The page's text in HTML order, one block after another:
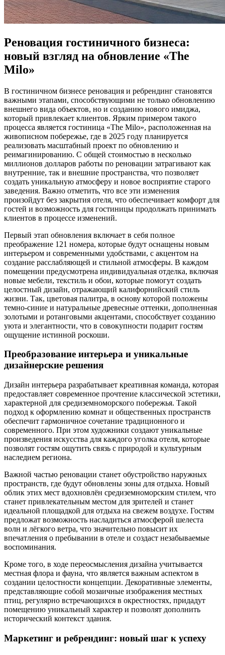
Реновация гостиничного бизнеса:
новый взгляд на обновление «The
Milo»
В гостиничном бизнесе реновация и ребрендинг становятся
важными этапами, способствующими не только обновлению
внешнего вида объектов, но и созданию нового имиджа,
который привлекает клиентов. Ярким примером такого
процесса является гостиница «The Milo», расположенная на
живописном побережье, где в 2025 году планируется
реализовать масштабный проект по обновлению и
реимагинированию. С общей стоимостью в несколько
миллионов долларов работы по реновации затрагивают как
внутренние, так и внешние пространства, что позволяет
создать уникальную атмосферу и новое восприятие старого
заведения. Важно отметить, что все эти изменения
произойдут без закрытия отеля, что обеспечивает комфорт для
гостей и возможность для гостиницы продолжать принимать
клиентов в процессе изменений.
Первый этап обновления включает в себя полное
преображение 121 номера, которые будут оснащены новым
интерьером и современными удобствами, с акцентом на
создание расслабляющей и стильной атмосферы. В каждом
помещении предусмотрена индивидуальная отделка, включая
новые мебели, текстиль и обои, которые помогут создать
целостный дизайн, отражающий калифорнийский стиль
жизни. Так, цветовая палитра, в основу которой положены
темно-синие и натуральные древесные оттенки, дополненная
золотыми и ротанговыми акцентами, способствует созданию
уюта и элегантности, что в совокупности подарит гостям
ощущение истинной роскоши.
Преобразование интерьера и уникальные
дизайнерские решения
Дизайн интерьера разрабатывает креативная команда, которая
предоставляет современное прочтение классической эстетики,
характерной для средиземноморского побережья. Такой
подход к оформлению комнат и общественных пространств
обеспечит гармоничное сочетание традиционного и
современного. При этом художники создают уникальные
произведения искусства для каждого уголка отеля, которые
позволят гостям ощутить связь с природой и культурным
наследием региона.
Важной частью реновации станет обустройство наружных
пространств, где будут обновлены зоны для отдыха. Новый
облик этих мест вдохновлён средиземноморским стилем, что
станет привлекательным местом для зрителей и станет
идеальной площадкой для отдыха на свежем воздухе. Гостям
предложат возможность насладиться атмосферой шелеста
волн и лёгкого ветра, что значительно повысит их
впечатления о пребывании в отеле и создаст незабываемые
воспоминания.
Кроме того, в ходе переосмысления дизайна учитывается
местная флора и фауна, что является важным аспектом в
создании целостности концепции. Декоративные элементы,
представляющие собой мозаичные изображения местных
птиц, регулярно встречающихся в окрестностях, придадут
помещению уникальный характер и позволят дополнить
исторический контекст здания.
Маркетинг и ребрендинг: новый шаг к успеху